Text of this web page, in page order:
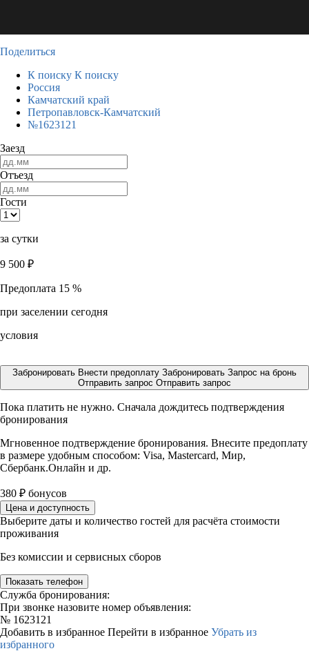
Поделиться
К поиску К поиску
Россия
Камчатский край
Петропавловск-Камчатский
№1623121
Заезд
Отъезд
Гости
за сутки
9 500 ₽
Предоплата 15 %
при заселении сегодня
условия
Забронировать Внести предоплату Забронировать Запрос на бронь
Отправить запрос Отправить запрос
Пока платить не нужно. Сначала дождитесь подтверждения
бронирования
Мгновенное подтверждение бронирования. Внесите предоплату
в размере удобным способом: Visa, Mastercard, Мир,
Сбербанк.Онлайн и др.
380 ₽ бонусов
Цена и доступность
Выберите даты и количество гостей для расчёта стоимости
проживания
Без комиссии и сервисных сборов
Показать телефон
Служба бронирования:
При звонке назовите номер объявления:
№ 1623121
Добавить в избранное Перейти в избранное Убрать из
избранного